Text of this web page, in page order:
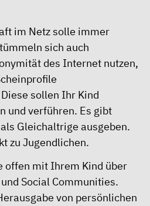
im Netz solle immer
sich auch
des Internet nutzen,
sollen Ihr Kind
und verführen. Es gibt
Gleichaltrige ausgeben.
zu Jugendlichen.
offen mit Ihrem Kind über
Social Communities.
von persönlichen